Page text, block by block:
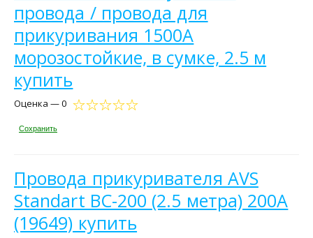
провода / провода для
прикуривания 1500А
морозостойкие, в сумке, 2.5 м
купить
Оценка — 0
Сохранить
Провода прикуривателя AVS
Standart BC-200 (2.5 метра) 200A
(19649) купить